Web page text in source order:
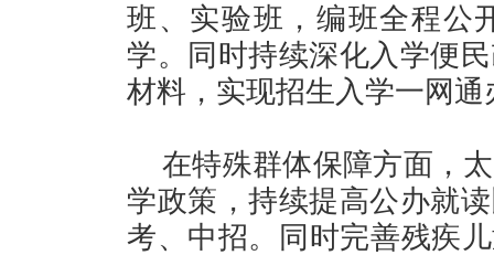
班、实验班，编班全程公
学。同时持续深化入学便
材料，实现招生入学一网
在特殊群体保障方面，
学政策，持续提高公办就
考、中招。同时完善残疾